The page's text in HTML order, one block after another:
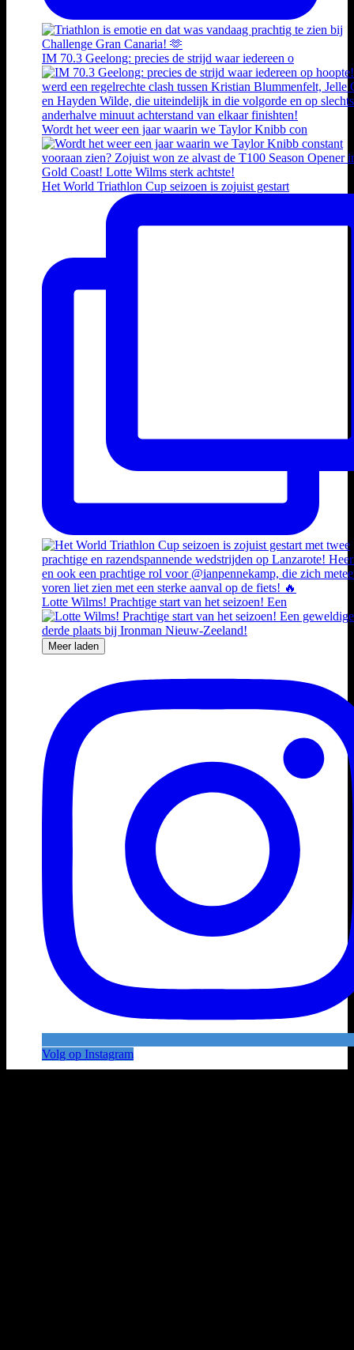
IM 70.3 Geelong: precies de strijd waar iedereen o
Wordt het weer een jaar waarin we Taylor Knibb con
Het World Triathlon Cup seizoen is zojuist gestart
Lotte Wilms! Prachtige start van het seizoen! Een
Meer laden
Volg op Instagram